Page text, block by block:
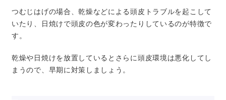
つむじはげの場合、乾燥などによる頭皮トラブルを起こして
いたり、日焼けで頭皮の色が変わったりしているのが特徴で
す。
乾燥や日焼けを放置しているとさらに頭皮環境は悪化してし
まうので、早期に対策しましょう。